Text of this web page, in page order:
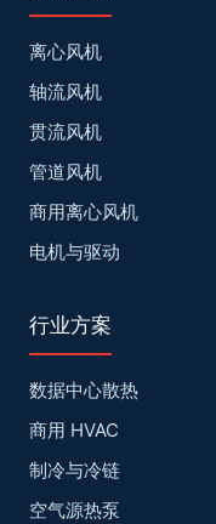
离心风机
轴流风机
贯流风机
管道风机
商用离心风机
电机与驱动
行业方案
数据中心散热
商用 HVAC
制冷与冷链
空气源热泵